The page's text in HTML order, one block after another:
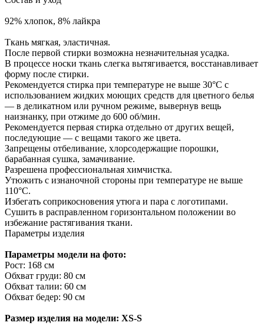
92% хлопок, 8% лайкра
Ткань мягкая, эластичная.
После первой стирки возможна незначительная усадка.
В процессе носки ткань слегка вытягивается, восстанавливает
форму после стирки.
Рекомендуется стирка при температуре не выше 30°С с
использованием жидких моющих средств для цветного белья
— в деликатном или ручном режиме, вывернув вещь
наизнанку, при отжиме до 600 об/мин.
Рекомендуется первая стирка отдельно от других вещей,
последующие — с вещами такого же цвета.
Запрещены отбеливание, хлорсодержащие порошки,
барабанная сушка, замачивание.
Разрешена профессиональная химчистка.
Утюжить с изнаночной стороны при температуре не выше
110°С.
Избегать соприкосновения утюга и пара с логотипами.
Сушить в расправленном горизонтальном положении во
избежание растягивания ткани.
Параметры изделия
Параметры модели на фото:
Рост: 168 см
Обхват груди: 80 см
Обхват талии: 60 см
Обхват бедер: 90 см
Размер изделия на модели: XS-S